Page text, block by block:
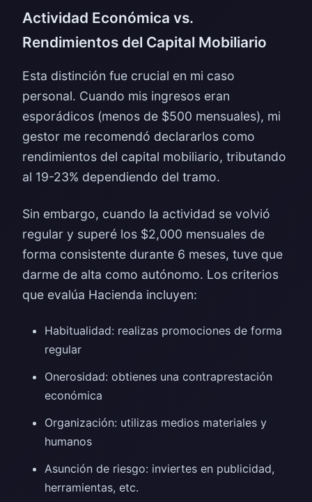
Actividad Económica vs.
Rendimientos del Capital Mobiliario
Esta distinción fue crucial en mi caso
personal. Cuando mis ingresos eran
esporádicos (menos de $500 mensuales), mi
gestor me recomendó declararlos como
rendimientos del capital mobiliario, tributando
al 19-23% dependiendo del tramo.
Sin embargo, cuando la actividad se volvió
regular y superé los $2,000 mensuales de
forma consistente durante 6 meses, tuve que
darme de alta como autónomo. Los criterios
que evalúa Hacienda incluyen:
Habitualidad: realizas promociones de forma
regular
Onerosidad: obtienes una contraprestación
económica
Organización: utilizas medios materiales y
humanos
Asunción de riesgo: inviertes en publicidad,
herramientas, etc.